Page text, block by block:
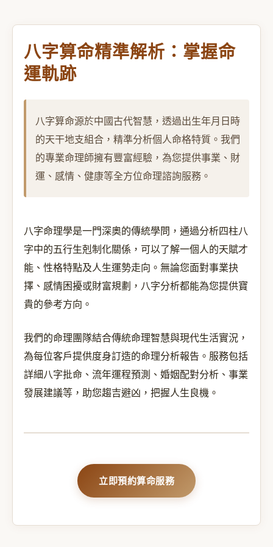
八字算命精準解析：掌握命
運軌跡
八字算命源於中國古代智慧，透過出生年月日時
的天干地支組合，精準分析個人命格特質。我們
的專業命理師擁有豐富經驗，為您提供事業、財
運、感情、健康等全方位命理諮詢服務。
八字命理學是一門深奧的傳統學問，通過分析四柱八
字中的五行生剋制化關係，可以了解一個人的天賦才
能、性格特點及人生運勢走向。無論您面對事業抉
擇、感情困擾或財富規劃，八字分析都能為您提供寶
貴的參考方向。
我們的命理團隊結合傳統命理智慧與現代生活實況，
為每位客戶提供度身訂造的命理分析報告。服務包括
詳細八字批命、流年運程預測、婚姻配對分析、事業
發展建議等，助您趨吉避凶，把握人生良機。
立即預約算命服務